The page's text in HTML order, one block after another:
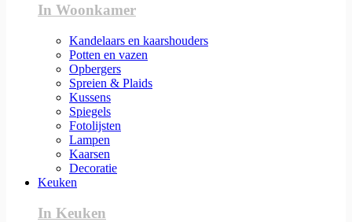
In Woonkamer
Kandelaars en kaarshouders
Potten en vazen
Opbergers
Spreien & Plaids
Kussens
Spiegels
Fotolijsten
Lampen
Kaarsen
Decoratie
Keuken
In Keuken